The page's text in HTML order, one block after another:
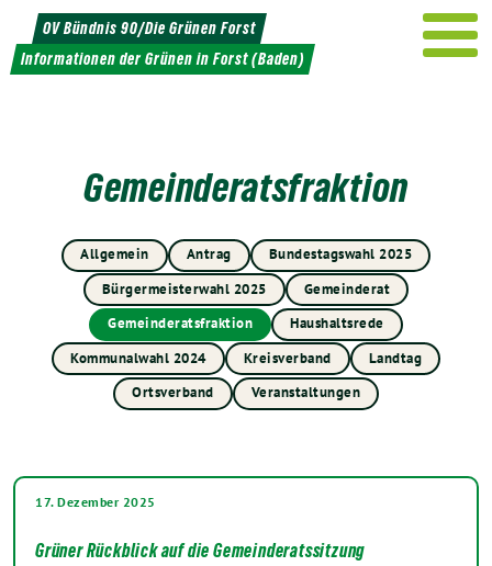
Weiter
zum
Inhalt
OV Bündnis 90/Die Grünen Forst
Informationen der Grünen in Forst (Baden)
Gemeinderatsfraktion
Allgemein Antrag
Bundestagswahl 2025
Bürgermeisterwahl 2025
Gemeinderat
Gemeinderatsfraktion
Haushaltsrede
Kommunalwahl 2024
Kreisverband
Landtag
Ortsverband
Veranstaltungen
17. Dezember 2025
Grüner Rückblick auf die Gemeinderatssitzung